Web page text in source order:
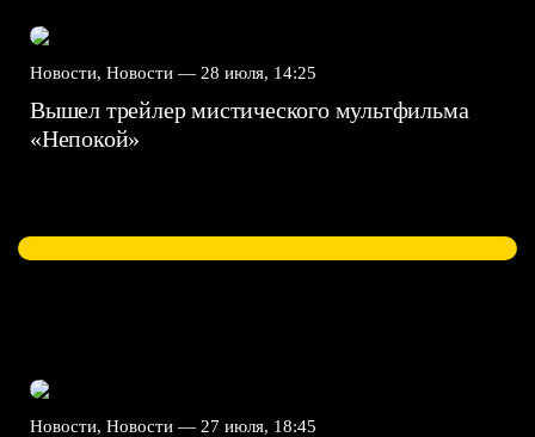
Новости, Новости — 28 июля, 14:25
Вышел трейлер мистического мультфильма
«Непокой»
Новости, Новости — 27 июля, 18:45